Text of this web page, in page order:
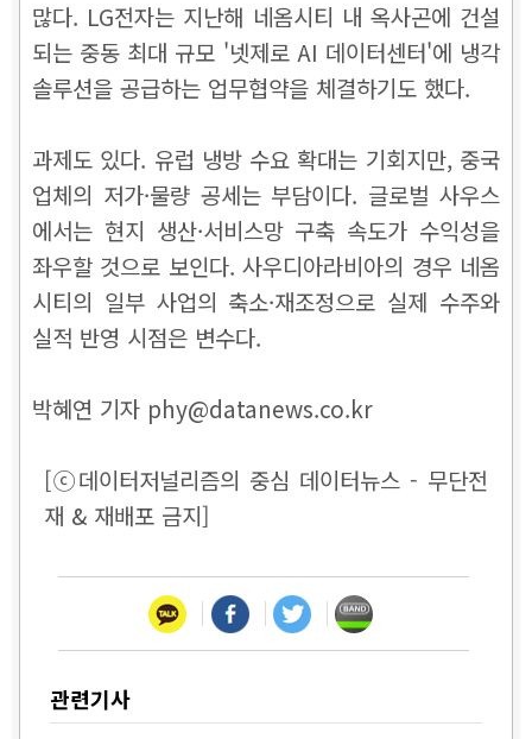
많다. LG전자는 지난해 네옴시티 내 옥사곤에 건설
되는 중동 최대 규모 '넷제로 AI 데이터센터'에 냉각
솔루션을 공급하는 업무협약을 체결하기도 했다.
과제도 있다. 유럽 냉방 수요 확대는 기회지만, 중국
업체의 저가·물량 공세는 부담이다. 글로벌 사우스
에서는 현지 생산·서비스망 구축 속도가 수익성을
좌우할 것으로 보인다. 사우디아라비아의 경우 네옴
시티의 일부 사업의 축소·재조정으로 실제 수주와
실적 반영 시점은 변수다.
박혜연 기자 phy@datanews.co.kr
[ⓒ데이터저널리즘의 중심 데이터뉴스 - 무단전
재 & 재배포 금지]
관련기사